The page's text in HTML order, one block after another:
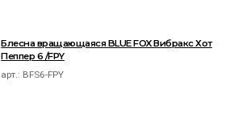
Блесна вращающаяся BLUE FOX Вибракс Хот
Пеппер 6 /FPY
арт.: BFS6-FPY